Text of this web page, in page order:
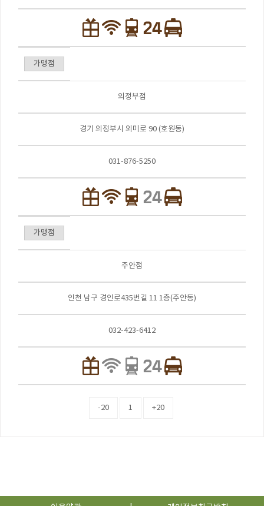
가맹점
의정부점
경기 의정부시 외미로 90 (호원동)
031-876-5250
가맹점
주안점
인천 남구 경인로435번길 11 1층(주안동)
032-423-6412
-20 1 +20